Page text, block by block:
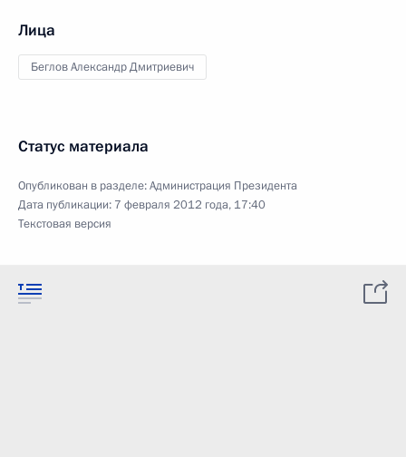
Лица
Беглов Александр Дмитриевич
Статус материала
Опубликован в разделе:Администрация Президента
Дата публикации: 7 февраля 2012 года, 17:40
Текстовая версия